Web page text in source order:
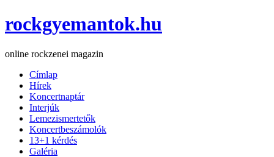
rockgyemantok.hu
online rockzenei magazin
Címlap
Hírek
Koncertnaptár
Interjúk
Lemezismertetők
Koncertbeszámolók
13+1 kérdés
Galéria